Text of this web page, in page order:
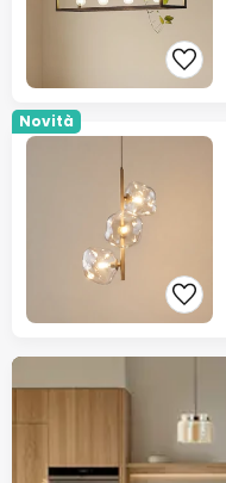
Novità